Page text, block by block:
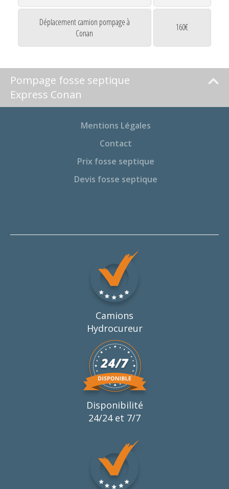
Déplacement camion pompage à
Conan
160€
Pompage fosse septique
Express Conan
Mentions Légales
Contact
Prix fosse septique
Devis fosse septique
Camions
Hydrocureur
Disponibilité
24/24 et 7/7